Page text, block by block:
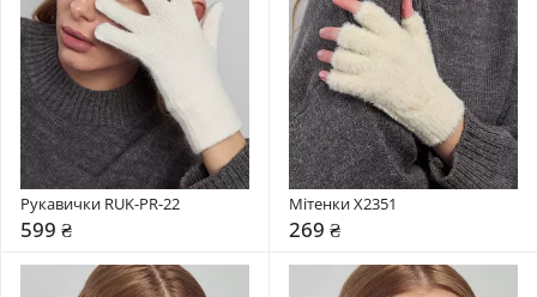
Рукавички RUK-PR-22
599 ₴
Мітенки X2351
269 ₴